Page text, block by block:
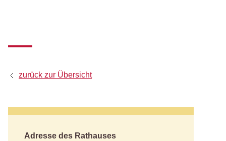
zurück zur Übersicht
Adresse des Rathauses